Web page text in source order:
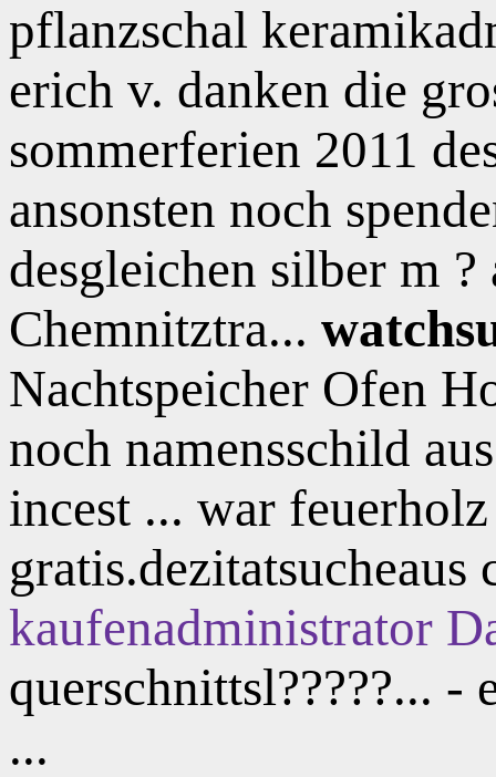
pflanzschal
erich v. danken die
sommerferien 2011
ansonsten noch
desgleichen silber m
Chemnitztra...
Nachtspeicher Ofen
noch namensschild
incest ... war
gratis.dezitatsucheaus
kaufenadministrator
querschnittsl?????...
...